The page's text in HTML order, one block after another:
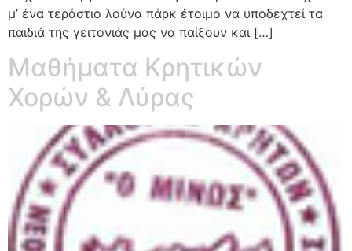
μ’ ένα τεράστιο λούνα πάρκ έτοιμο να υποδεχτεί τα
παιδιά της γειτονιάς μας να παίξουν και […]
Μαθήματα Κρητικών
Χορών & Λύρας